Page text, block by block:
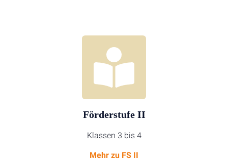
Förderstufe II
Klassen 3 bis 4
Mehr zu FS II